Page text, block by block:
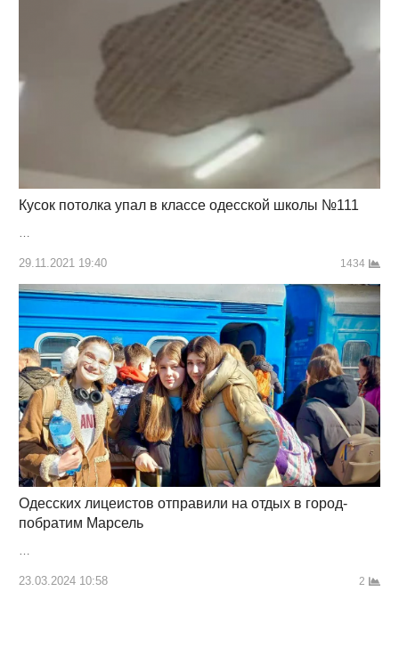
Кусок потолка упал в классе одесской школы №111
…
29.11.2021 19:40 1434
Одесских лицеистов отправили на отдых в город-
побратим Марсель
…
23.03.2024 10:58 2